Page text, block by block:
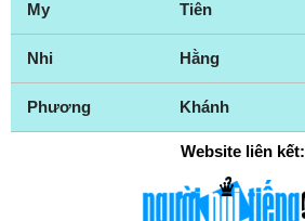
My Tiên
Nhi Hằng
Phương Khánh
Website liên kết: